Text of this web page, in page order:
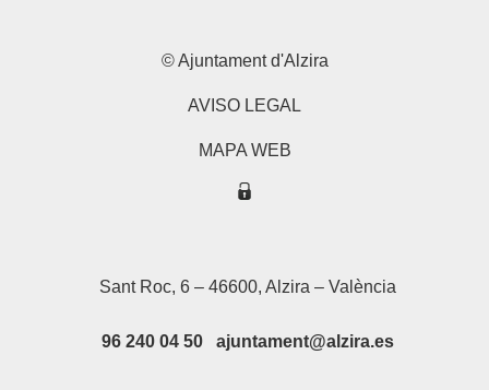
© Ajuntament d'Alzira
AVISO LEGAL
MAPA WEB
Sant Roc, 6 – 46600, Alzira – València
96 240 04 50 ajuntament@alzira.es